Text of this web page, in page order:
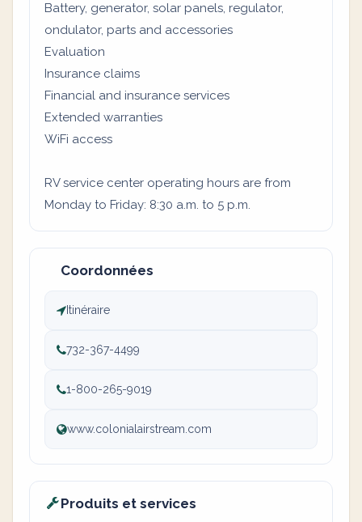
Battery, generator, solar panels, regulator,
ondulator, parts and accessories
Evaluation
Insurance claims
Financial and insurance services
Extended warranties
WiFi access
RV service center operating hours are from
Monday to Friday: 8:30 a.m. to 5 p.m.
Coordonnées
Itinéraire
732-367-4499
1-800-265-9019
www.colonialairstream.com
Produits et services